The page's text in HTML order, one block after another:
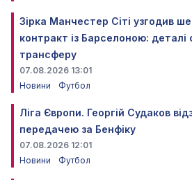
Зірка Манчестер Сіті узгодив
контракт із Барселоною: деталі
трансферу
07.08.2026 13:01
Новини
Футбол
Ліга Європи. Георгій Судаков
передачею за Бенфіку
07.08.2026 12:01
Новини
Футбол